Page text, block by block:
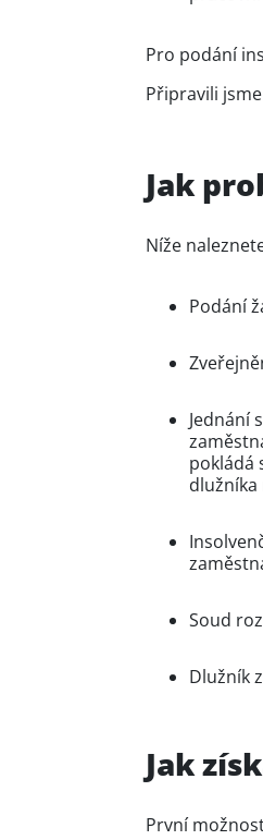
Pro podání
Připravili
Jak
Níže
Podání
Jednání
pokládá
dlužníka
Soud
Dlužník
Jak
První